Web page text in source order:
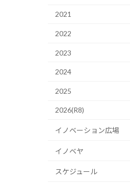
2021
2022
2023
2024
2025
2026(R8)
イノベーション広場
イノベヤ
スケジュール